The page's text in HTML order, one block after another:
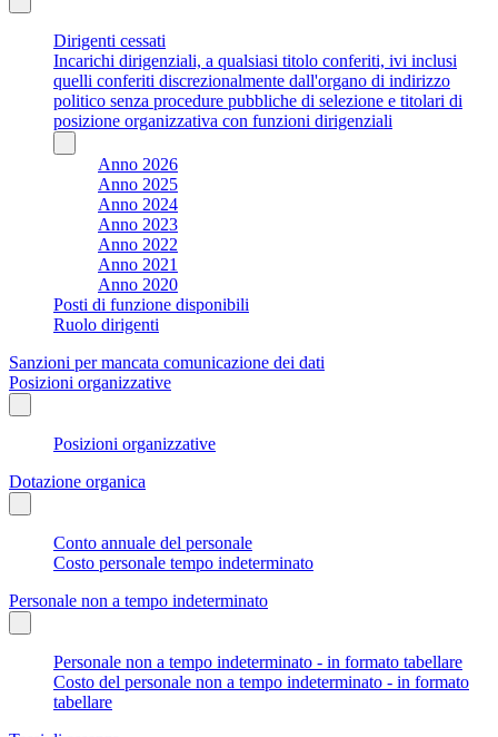
Dirigenti cessati
Incarichi dirigenziali, a qualsiasi titolo conferiti, ivi inclusi
quelli conferiti discrezionalmente dall'organo di indirizzo
politico senza procedure pubbliche di selezione e titolari di
posizione organizzativa con funzioni dirigenziali
Anno 2026
Anno 2025
Anno 2024
Anno 2023
Anno 2022
Anno 2021
Anno 2020
Posti di funzione disponibili
Ruolo dirigenti
Sanzioni per mancata comunicazione dei dati
Posizioni organizzative
Posizioni organizzative
Dotazione organica
Conto annuale del personale
Costo personale tempo indeterminato
Personale non a tempo indeterminato
Personale non a tempo indeterminato - in formato tabellare
Costo del personale non a tempo indeterminato - in formato
tabellare